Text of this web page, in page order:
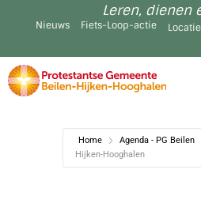
Leren, dienen
Nieuws Fiets-Loop-actie
Home Agenda - PG Beilen
Hijken-Hooghalen